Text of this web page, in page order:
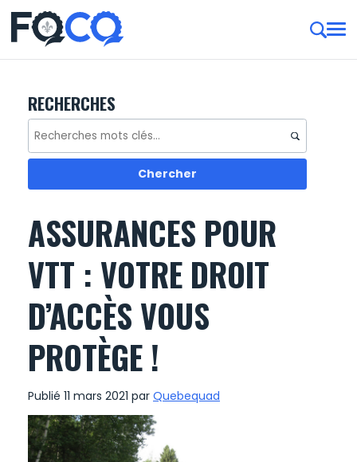
RECHERCHES
ASSURANCES POUR
VTT : VOTRE DROIT
D’ACCÈS VOUS
PROTÈGE !
Publié 11 mars 2021 par Quebequad